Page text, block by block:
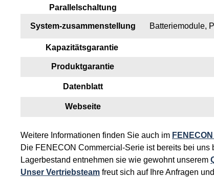
Parallelschaltung
System-zusammenstellung Batteriemodule,
Kapazitätsgarantie
Produktgarantie
Datenblatt
Webseite
Weitere Informationen finden Sie auch im
Die FENECON Commercial-Serie ist bereits bei
Lagerbestand entnehmen sie wie gewohnt unserem
Unser Vertriebsteam freut sich auf Ihre Anfragen